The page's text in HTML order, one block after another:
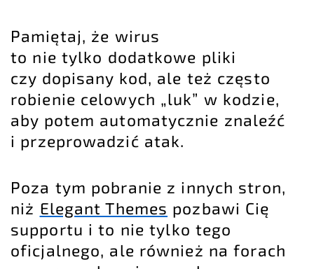
Pamiętaj, że wirus
to nie tylko dodatkowe pliki
czy dopisany kod, ale też często
robienie celowych „luk” w kodzie,
aby potem automatycznie znaleźć
i przeprowadzić atak.
Poza tym pobranie z innych stron,
niż Elegant Themes pozbawi Cię
supportu i to nie tylko tego
oficjalnego, ale również na forach